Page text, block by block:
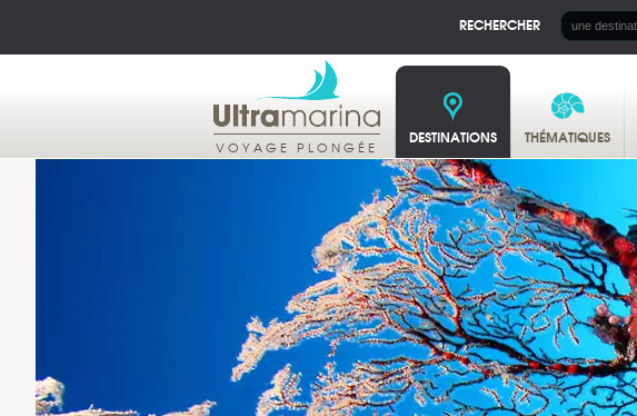
RECHERCHER
VOYAGE PLONGÉE DESTINATIONS THÉMATIQUES